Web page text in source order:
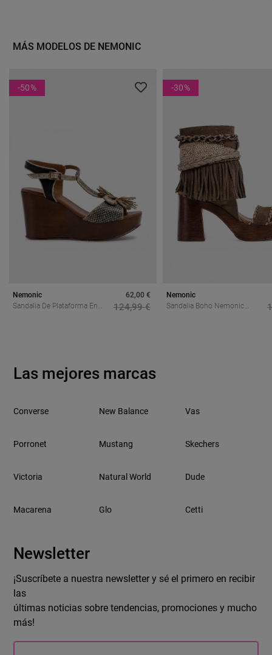
MÁS MODELOS DE NEMONIC
-50%
Nemonic
Sandalia De Plataforma En
62,00 €
124,99 €
-30%
Nemonic
Sandalia Boho Nemonic
Las mejores marcas
Converse New Balance Vas
Porronet Mustang Skechers
Victoria Natural World Dude
Macarena Glo Cetti
Newsletter
¡Suscríbete a nuestra newsletter y sé el primero en recibir
las
últimas noticias sobre tendencias, promociones y mucho
más!